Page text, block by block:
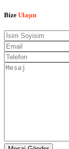
Bize Ulaşın